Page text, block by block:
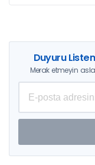
Duyuru
Merak etmeyin